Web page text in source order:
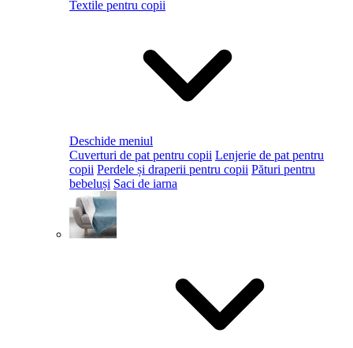
Textile pentru copii
Deschide meniul
Cuverturi de pat pentru copii Lenjerie de pat pentru
copii Perdele și draperii pentru copii Pături pentru
bebeluși Saci de iarna